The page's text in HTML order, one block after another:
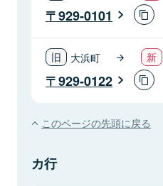
929-0101
大浜町
929-0122
このページの先頭に戻る
カ行